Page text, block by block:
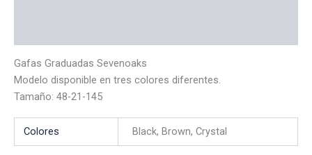
Gafas Graduadas Sevenoaks
Modelo disponible en tres colores diferentes.
Tamaño: 48-21-145
Colores Black, Brown, Crystal